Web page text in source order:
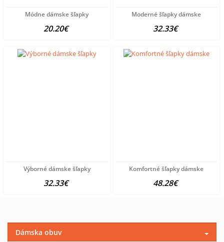
Módne dámske šľapky
20.20€
Moderné šľapky dámske
32.33€
Výborné dámske šľapky
32.33€
Komfortné šľapky dámske
48.28€
Dámska obuv